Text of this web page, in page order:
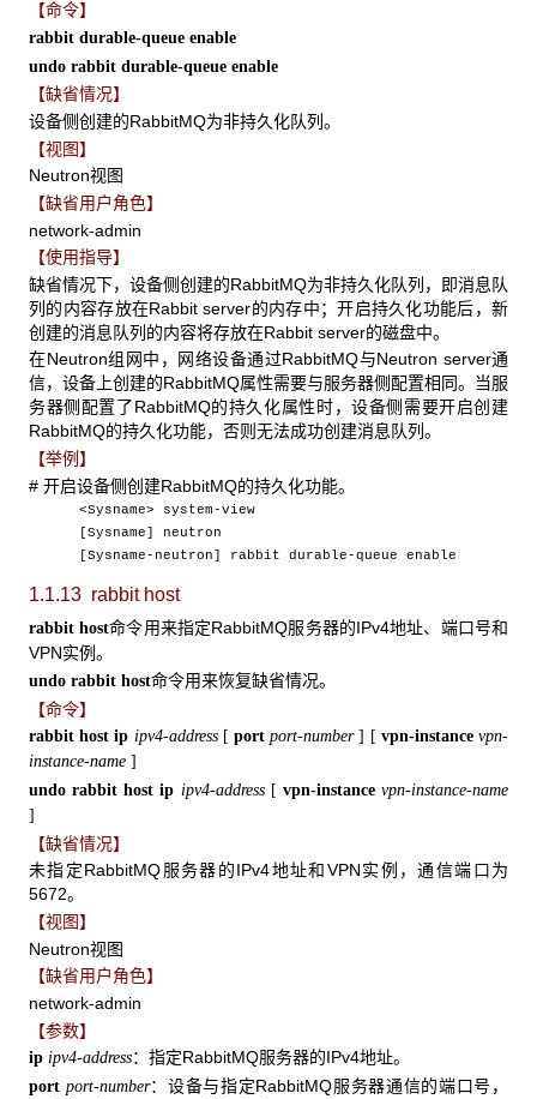
【命令】
rabbit durable-queue enable
undo rabbit durable-queue enable
【缺省情况】
设备侧创建的RabbitMQ为非持久化队列。
【视图】
Neutron视图
【缺省用户角色】
network-admin
【使用指导】
缺省情况下，设备侧创建的RabbitMQ为非持久化队列，即消息队
列的内容存放在Rabbit server的内存中；开启持久化功能后，新
创建的消息队列的内容将存放在Rabbit server的磁盘中。
在Neutron组网中，网络设备通过RabbitMQ与Neutron server通
信，设备上创建的RabbitMQ属性需要与服务器侧配置相同。当服
务器侧配置了RabbitMQ的持久化属性时，设备侧需要开启创建
RabbitMQ的持久化功能，否则无法成功创建消息队列。
【举例】
# 开启设备侧创建RabbitMQ的持久化功能。
<Sysname> system-view
[Sysname] neutron
[Sysname-neutron] rabbit durable-queue enable
1.1.13 rabbit host
rabbit host命令用来指定RabbitMQ服务器的IPv4地址、端口号和
VPN实例。
undo rabbit host命令用来恢复缺省情况。
【命令】
rabbit host ip ipv4-address [ portport-number] [ vpn-instance vpn-
instance-name ]
undo rabbit host ip ipv4-address [ vpn-instance vpn-instance-name
]
【缺省情况】
未指定RabbitMQ服务器的IPv4地址和VPN实例，通信端口为
5672。
【视图】
Neutron视图
【缺省用户角色】
network-admin
【参数】
ip ipv4-address：指定RabbitMQ服务器的IPv4地址。
port port-number：设备与指定RabbitMQ服务器通信的端口号，